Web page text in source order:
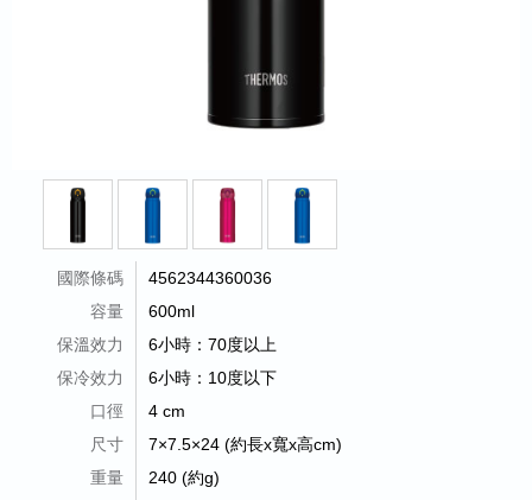
國際條碼
4562344360036
容量
600ml
保溫效力
6小時：70度以上
保冷效力
6小時：10度以下
口徑
4 cm
尺寸
7×7.5×24 (約長x寬x高cm)
重量
240 (約g)